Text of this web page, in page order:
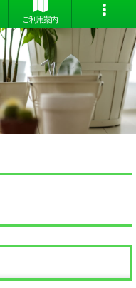
ご利用案内